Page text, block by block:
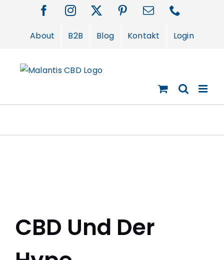
springen
FacebookInstagram Pinterest
E-
About B2B Blog Kontakt Login
CBD Und Der